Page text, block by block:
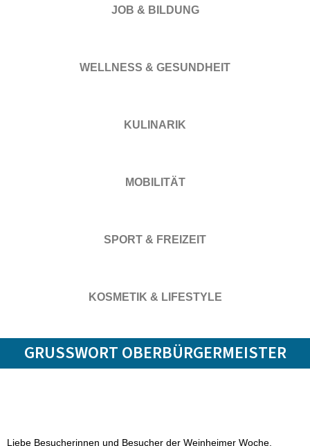
JOB & BILDUNG
WELLNESS & GESUNDHEIT
KULINARIK
MOBILITÄT
SPORT & FREIZEIT
KOSMETIK & LIFESTYLE
GRUSSWORT OBERBÜRGERMEISTER
Liebe Besucherinnen und Besucher der Weinheimer Woche,